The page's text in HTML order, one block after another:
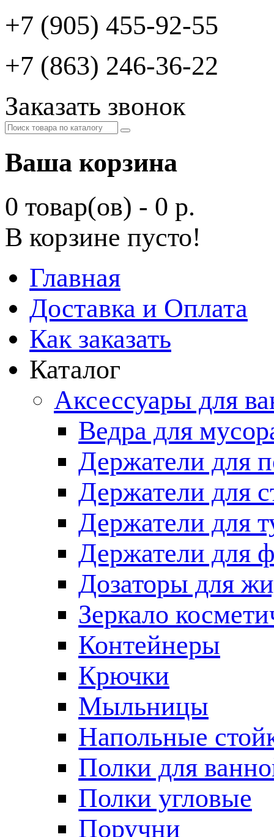
+7 (905) 455-92-55
+7 (863) 246-36-22
Заказать звонок
Ваша корзина
0 товар(ов) - 0 р.
В корзине пусто!
Главная
Доставка и Оплата
Как заказать
Каталог
Аксессуары для
Ведра для
Держатели для
Держатели для
Держатели для
Держатели для
Дозаторы для
Зеркало
Контейнеры
Крючки
Мыльницы
Напольные
Полки для
Полки угловые
Поручни